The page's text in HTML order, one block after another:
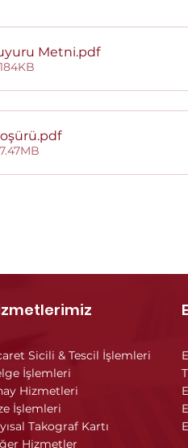
Metni.pdf
.pdf
Sicili & Tescil İşlemleri
İşlemleri
Hizmetleri
İşlemleri
Takograf Kartı
Hizmetler